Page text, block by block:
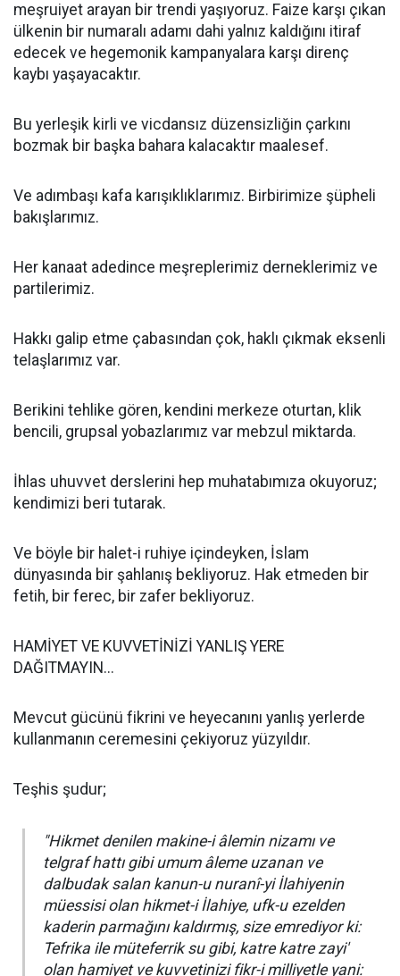
meşruiyet arayan bir trendi yaşıyoruz. Faize karşı çıkan
ülkenin bir numaralı adamı dahi yalnız kaldığını itiraf
edecek ve hegemonik kampanyalara karşı direnç
kaybı yaşayacaktır.
Bu yerleşik kirli ve vicdansız düzensizliğin çarkını
bozmak bir başka bahara kalacaktır maalesef.
Ve adımbaşı kafa karışıklıklarımız. Birbirimize şüpheli
bakışlarımız.
Her kanaat adedince meşreplerimiz derneklerimiz ve
partilerimiz.
Hakkı galip etme çabasından çok, haklı çıkmak eksenli
telaşlarımız var.
Berikini tehlike gören, kendini merkeze oturtan, klik
bencili, grupsal yobazlarımız var mebzul miktarda.
İhlas uhuvvet derslerini hep muhatabımıza okuyoruz;
kendimizi beri tutarak.
Ve böyle bir halet-i ruhiye içindeyken, İslam
dünyasında bir şahlanış bekliyoruz. Hak etmeden bir
fetih, bir ferec, bir zafer bekliyoruz.
HAMİYET VE KUVVETİNİZİ YANLIŞ YERE
DAĞITMAYIN...
Mevcut gücünü fikrini ve heyecanını yanlış yerlerde
kullanmanın ceremesini çekiyoruz yüzyıldır.
Teşhis şudur;
"Hikmet denilen makine-i âlemin nizamı ve
telgraf hattı gibi umum âleme uzanan ve
dalbudak salan kanun-u nuranî-yi İlahiyenin
müessisi olan hikmet-i İlahiye, ufk-u ezelden
kaderin parmağını kaldırmış, size emrediyor ki:
Tefrika ile müteferrik su gibi, katre katre zayi'
olan hamiyet ve kuvvetinizi fikr-i milliyetle yani: